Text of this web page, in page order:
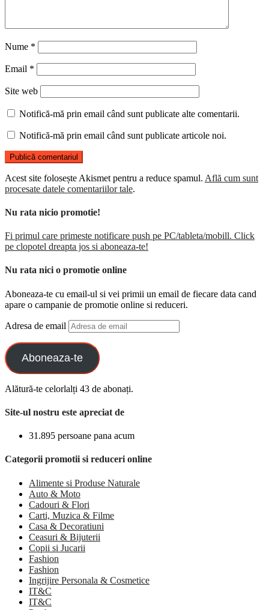
Nume *
Email *
Site web
Notifică-mă prin email când sunt publicate alte comentarii.
Notifică-mă prin email când sunt publicate articole noi.
Acest site folosește Akismet pentru a reduce spamul. Află cum sunt
procesate datele comentariilor tale.
Nu rata nicio promotie!
Fi primul care primeste notificare push pe PC/tableta/mobill. Click
pe clopotel dreapta jos si aboneaza-te!
Nu rata nici o promotie online
Aboneaza-te cu email-ul si vei primii un email de fiecare data cand
apare o campanie de promotie online si reduceri.
Adresa de email
Aboneaza-te
Alătură-te celorlalți 43 de abonați.
Site-ul nostru este apreciat de
31.895 persoane pana acum
Categorii promotii si reduceri online
Alimente si Produse Naturale
Auto & Moto
Cadouri & Flori
Carti, Muzica & Filme
Casa & Decoratiuni
Ceasuri & Bijuterii
Copii si Jucarii
Fashion
Fashion
Ingrijire Personala & Cosmetice
IT&C
IT&C